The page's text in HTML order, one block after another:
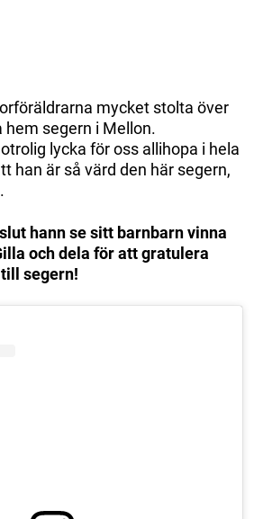
mycket stolta över
segern i Mellon.
lycka för oss allihopa i hela
han är så värd den här segern,
hann se sitt barnbarn vinna
och dela för att gratulera
segern!